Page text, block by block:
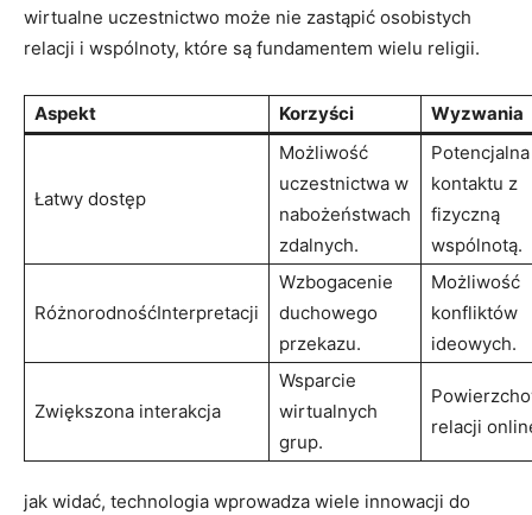
wirtualne uczestnictwo może nie zastąpić osobistych
relacji i wspólnoty, które są fundamentem wielu religii.
Aspekt Korzyści Wyzwania
Łatwy dostęp
Możliwość
uczestnictwa w
nabożeństwach
zdalnych.
kontaktu z
fizyczną
wspólnotą.
RóżnorodnośćInterpretacji
Wzbogacenie
duchowego
przekazu.
Możliwość
konfliktów
ideowych.
Zwiększona interakcja
Wsparcie
wirtualnych
grup.
relacji
jak widać, technologia wprowadza wiele innowacji do